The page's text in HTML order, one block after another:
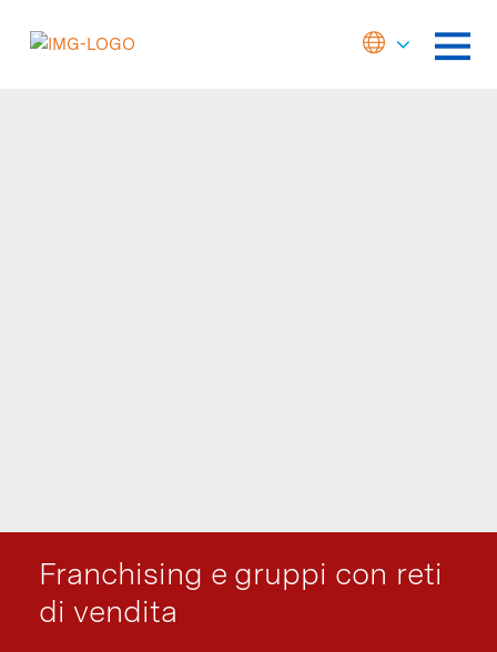
Franchising e gruppi con reti
di vendita